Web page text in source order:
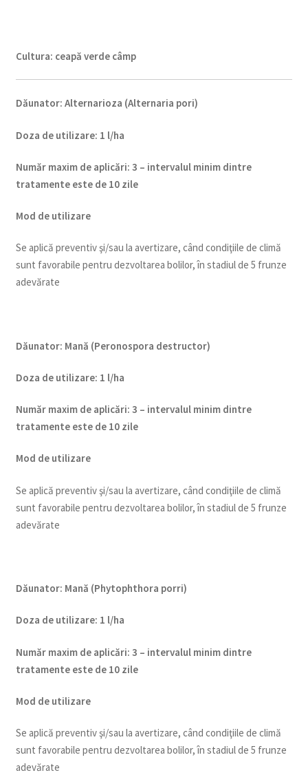
Cultura: ceapă verde câmp
Dăunator: Alternarioza (Alternaria pori)
Doza de utilizare: 1 l/ha
Număr maxim de aplicări: 3 – intervalul minim dintre
tratamente este de 10 zile
Mod de utilizare
Se aplică preventiv şi/sau la avertizare, când condiţiile de climă
sunt favorabile pentru dezvoltarea bolilor, în stadiul de 5 frunze
adevărate
Dăunator: Mană (Peronospora destructor)
Doza de utilizare: 1 l/ha
Număr maxim de aplicări: 3 – intervalul minim dintre
tratamente este de 10 zile
Mod de utilizare
Se aplică preventiv şi/sau la avertizare, când condiţiile de climă
sunt favorabile pentru dezvoltarea bolilor, în stadiul de 5 frunze
adevărate
Dăunator: Mană (Phytophthora porri)
Doza de utilizare: 1 l/ha
Număr maxim de aplicări: 3 – intervalul minim dintre
tratamente este de 10 zile
Mod de utilizare
Se aplică preventiv şi/sau la avertizare, când condiţiile de climă
sunt favorabile pentru dezvoltarea bolilor, în stadiul de 5 frunze
adevărate